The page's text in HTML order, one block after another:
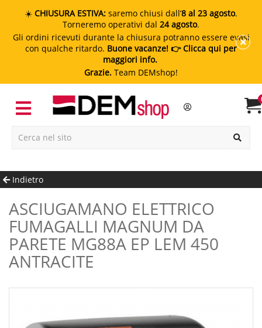
☀️ CHIUSURA ESTIVA: saremo chiusi dall’8 al 23 agosto.
Torneremo operativi dal 24 agosto.
Gli ordini ricevuti durante la chiusura potranno essere evasi
con qualche ritardo. Buone vacanze! 👉 Clicca qui per
maggiori info.
Grazie. Team DEMshop!
Indietro
ASCIUGAMANO ELETTRICO
FUMAGALLI MAGNUM DA
PARETE MG88A EP LEM 450
ANTRACITE